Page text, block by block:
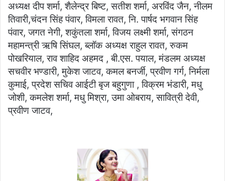
अध्यक्ष दीप शर्मा, शैलेन्द्र बिष्ट, सतीश शर्मा, अरविंद जैन, नीलम
तिवारी,चंदन सिंह पंवार, विमला रावत, नि. पार्षद भगवान सिंह
पंवार, जगत नेगी, शकुंतला शर्मा, विजय लक्ष्मी शर्मा, संगठन
महामन्त्री ऋषि सिंघल, ब्लॉक अध्यक्ष राहुल रावत, रुकम
पोखरियाल, राव शाहिद अहमद , बी.एस. पयाल, मंडलम अध्यक्ष
सचवीर भण्डारी, मुकेश जाटव, कमल बनर्जी, प्रवीण गर्ग, निर्मला
कुमाई, प्रदेश सचिव आईटी बृज बहुगुणा , विक्रम भंडारी, मधु
जोशी, कमलेश शर्मा, मधु मिश्रा, उमा ओबराय, सावित्री देवी,
प्रवीण जाटव,